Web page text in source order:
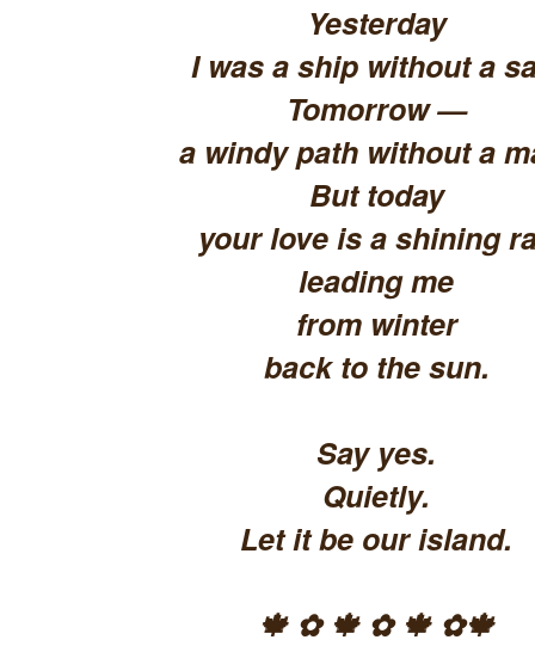
Yesterday
I was a ship without a
Tomorrow —
a windy path without a
But today
your love is a shining
leading me
from winter
back to the sun.
Say yes.
Quietly.
Let it be our island.
🍁 ✿ 🍁 ✿ 🍁 ✿🍁